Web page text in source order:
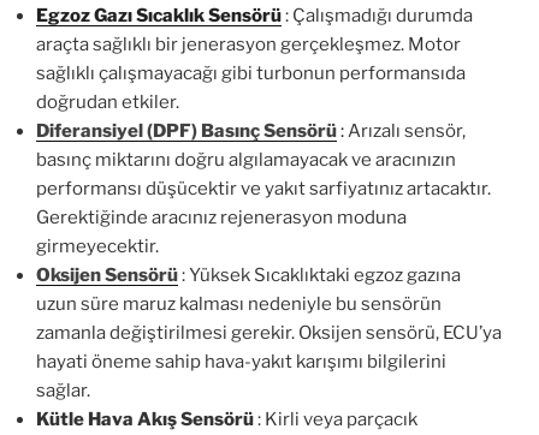
Egzoz Gazı Sıcaklık Sensörü: Çalışmadığı durumda
araçta sağlıklı bir jenerasyon gerçekleşmez. Motor
sağlıklı çalışmayacağı gibi turbonun performansıda
doğrudan etkiler.
Diferansiyel (DPF) Basınç Sensörü:Arızalı sensör,
basınç miktarını doğru algılamayacak ve aracınızın
performansı düşücektir ve yakıt sarfiyatınız artacaktır.
Gerektiğinde aracınız rejenerasyon moduna
girmeyecektir.
Oksijen Sensörü: Yüksek Sıcaklıktaki egzoz gazına
uzun süre maruz kalması nedeniyle bu sensörün
zamanla değiştirilmesi gerekir. Oksijen sensörü, ECU’ya
hayati öneme sahip hava-yakıt karışımı bilgilerini
sağlar.
Kütle Hava Akış Sensörü: Kirli veya parçacık